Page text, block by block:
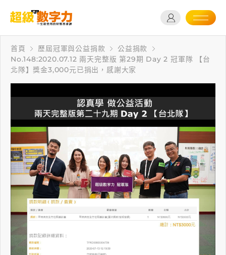
首頁 歷屆冠軍與公益捐款
公益捐款
No.148:2020.07.12 兩天完整版 第29期 Day 2 冠軍隊 【台
北隊】獎金3,000元已捐出，感謝大家